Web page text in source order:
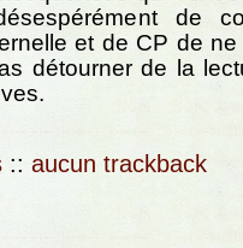
de
et de CP de
détourner de la
:: aucun trackback